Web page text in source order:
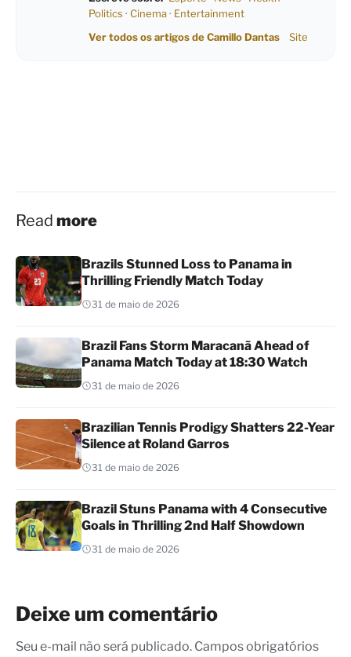
Politics · Cinema· Entertainment
Ver todos os artigos de Camillo Dantas
Site
Read more
Brazils Stunned Loss to Panama in
Thrilling Friendly Match Today
31 de maio de 2026
Brazil Fans Storm Maracanã Ahead of
Panama Match Today at 18:30 Watch
31 de maio de 2026
Brazilian Tennis Prodigy Shatters 22-Year
Silence at Roland Garros
31 de maio de 2026
Brazil Stuns Panama with 4 Consecutive
Goals in Thrilling 2nd Half Showdown
31 de maio de 2026
Deixe um comentário
Seu e-mail não será publicado. Campos obrigatórios